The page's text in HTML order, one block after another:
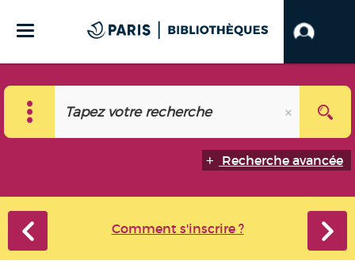
Recherche avancée
Comment s'inscrire ?